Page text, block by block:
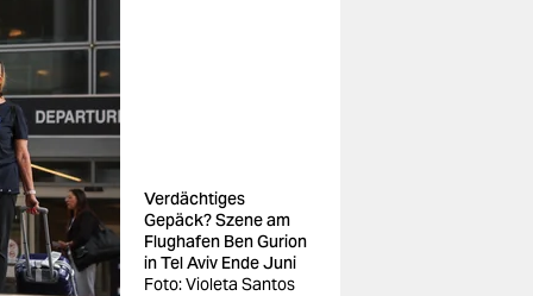
Verdächtiges
Gepäck? Szene am
Flughafen Ben Gurion
in Tel Aviv Ende Juni
Foto: Violeta Santos